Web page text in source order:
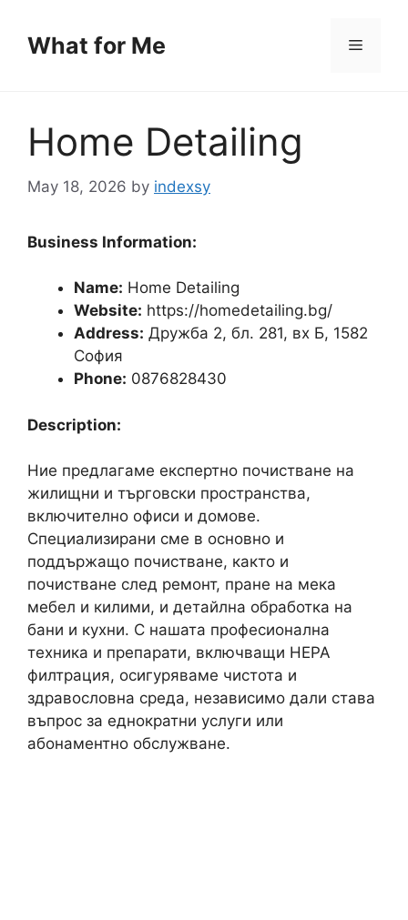
contentWhat for Me Menu
Home Detailing
May 18, 2026 by indexsy
Business Information:
Name: Home Detailing
Website: https://homedetailing.bg/
Address: Дружба 2, бл. 281, вх Б, 1582
София
Phone: 0876828430
Description:
Ние предлагаме експертно почистване на
жилищни и търговски пространства,
включително офиси и домове.
Специализирани сме в основно и
поддържащо почистване, както и
почистване след ремонт, пране на мека
мебел и килими, и детайлна обработка на
бани и кухни. С нашата професионална
техника и препарати, включващи HEPA
филтрация, осигуряваме чистота и
здравословна среда, независимо дали става
въпрос за еднократни услуги или
абонаментно обслужване.